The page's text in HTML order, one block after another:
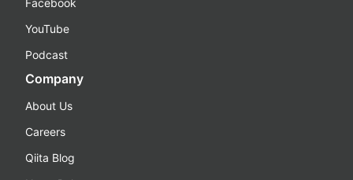
Facebook
YouTube
Podcast
Company
About Us
Careers
Qiita Blog